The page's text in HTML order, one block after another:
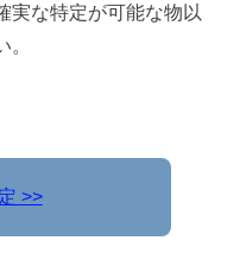
実な特定が可能な物以
>>